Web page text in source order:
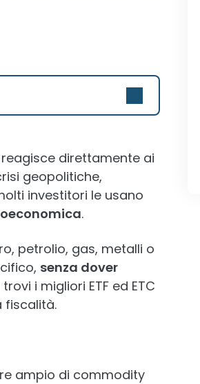
direttamente ai
geopolitiche,
investitori le usano
.
petrolio, gas, metalli o
senza dover
i migliori ETF ed ETC
fiscalità.
ampio di commodity